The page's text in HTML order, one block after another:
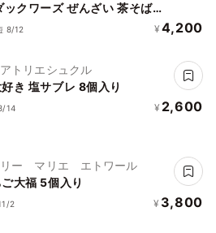
ックワーズ ぜんざい 茶そば）
食べ物 風呂敷包み 送料無料 お
8/12 ¥ 4,200
トリエシュクル
き 塩サブレ 8個入り
14 ¥ 2,600
リー マリエ エトワール
大福 5個入り
2 ¥ 3,800